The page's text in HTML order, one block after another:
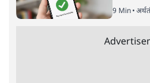
9 Min•